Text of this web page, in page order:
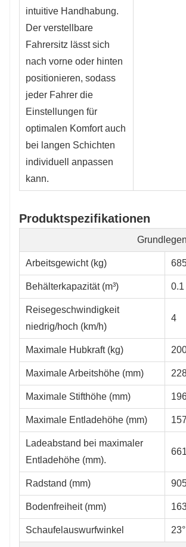
intuitive Handhabung.
Der verstellbare
Fahrersitz lässt sich
nach vorne oder hinten
positionieren, sodass
jeder Fahrer die
Einstellungen für
optimalen Komfort auch
bei langen Schichten
individuell anpassen
kann.
Produktspezifikationen
Arbeitsgewicht (kg)
Behälterkapazität (m³) 0.1
Reisegeschwindigkeit
niedrig/hoch (km/h)
4
Maximale Hubkraft (kg)
Maximale Arbeitshöhe (mm)
Maximale Stifthöhe (mm)
Maximale Entladehöhe (mm)
Ladeabstand bei maximaler
Entladehöhe (mm).
661
Radstand (mm)
Bodenfreiheit (mm)
Schaufelauswurfwinkel 23°